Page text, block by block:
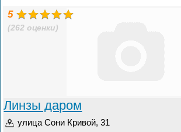
5
(262 оценки)
Линзы даром
улица Сони Кривой, 31